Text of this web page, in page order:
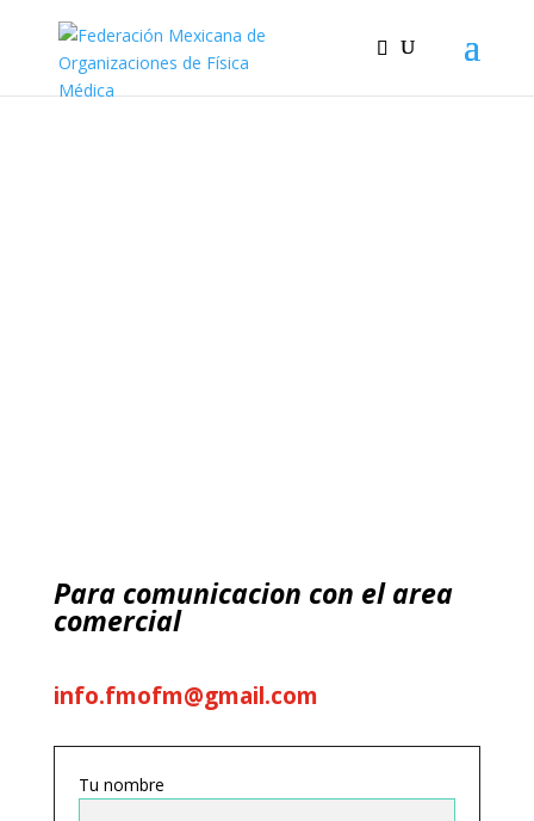
Para comunicacion con el area
comercial
info.fmofm@gmail.com
Tu nombre